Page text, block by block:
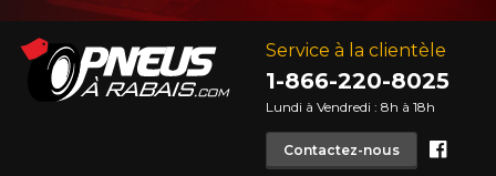
Service à la clientèle
1-866-220-8025
Lundi à Vendredi : 8h à 18h
Contactez-nous